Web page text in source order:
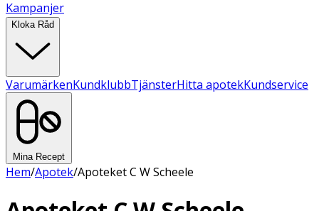
Kampanjer
Kloka Råd
VarumärkenKundklubbTjänsterHitta apotekKundservice
Mina Recept
Hem/Apotek/Apoteket C W Scheele